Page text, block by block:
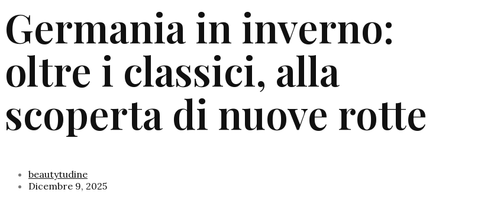
Germania in inverno:
oltre i classici, alla
scoperta di nuove rotte
beautytudine
Dicembre 9, 2025